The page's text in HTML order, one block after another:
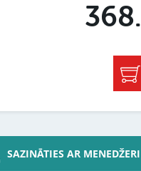
SAZINĀTIES AR MENEDŽERI